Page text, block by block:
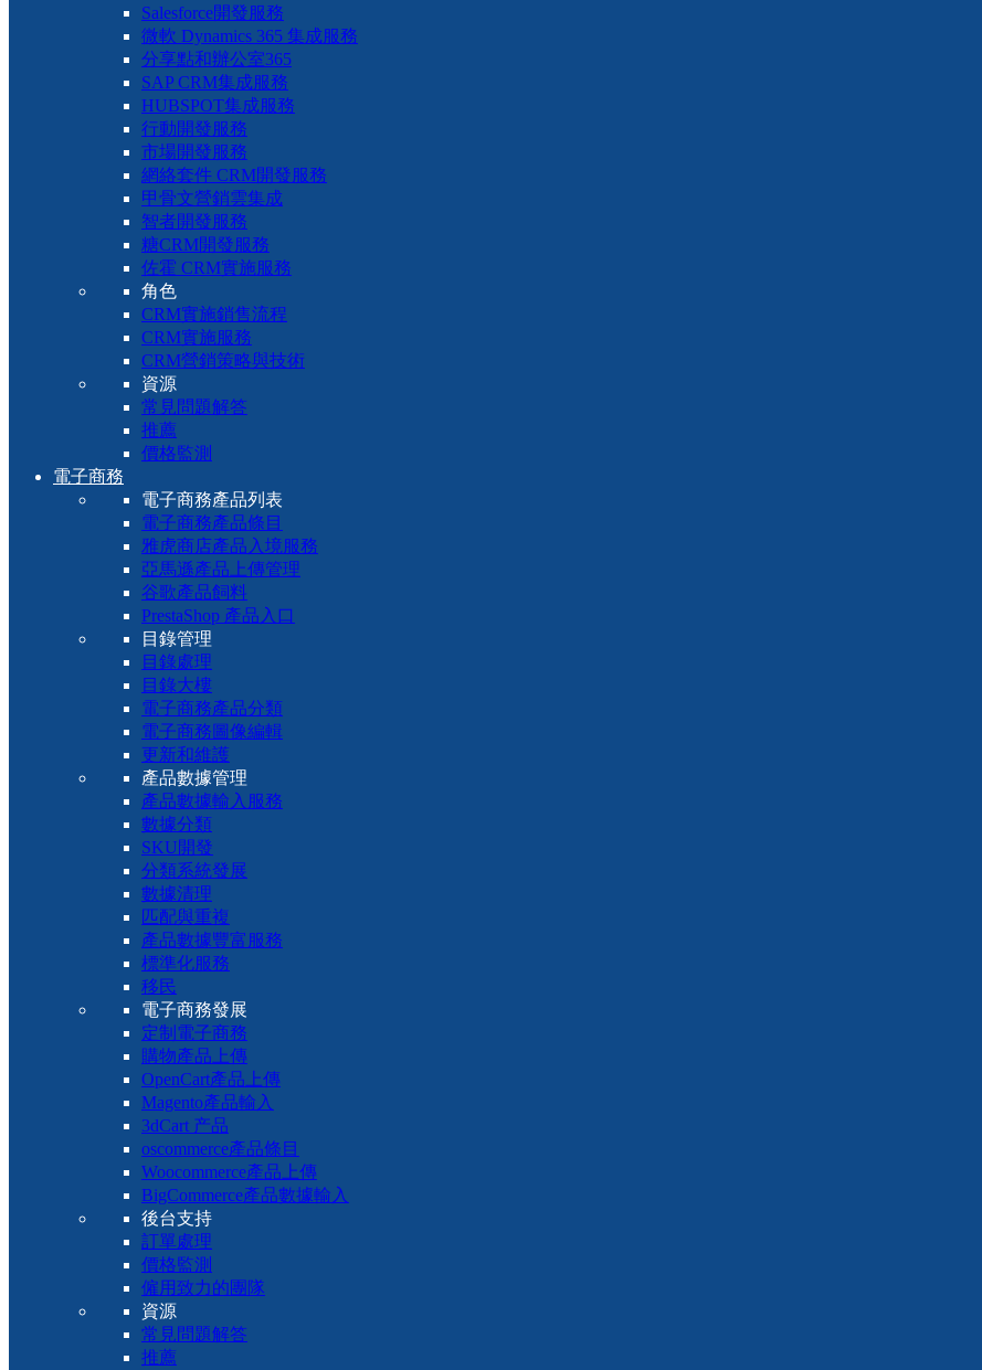
Salesforce開發服務
微軟 Dynamics 365 集成服務
分享點和辦公室365
SAP CRM集成服務
HUBSPOT集成服務
行動開發服務
市場開發服務
網絡套件 CRM開發服務
甲骨文營銷雲集成
智者開發服務
糖CRM開發服務
佐霍 CRM實施服務
角色
CRM實施銷售流程
CRM實施服務
CRM營銷策略與技術
資源
常見問題解答
推薦
價格監測
電子商務
電子商務產品列表
電子商務產品條目
雅虎商店產品入境服務
亞馬遜產品上傳管理
谷歌產品飼料
PrestaShop 產品入口
目錄管理
目錄處理
目錄大樓
電子商務產品分類
電子商務圖像編輯
更新和維護
產品數據管理
產品數據輸入服務
數據分類
SKU開發
分類系統發展
數據清理
匹配與重複
產品數據豐富服務
標準化服務
移民
電子商務發展
定制電子商務
購物產品上傳
OpenCart產品上傳
Magento產品輸入
3dCart 产品
oscommerce產品條目
Woocommerce產品上傳
BigCommerce產品數據輸入
後台支持
訂單處理
價格監測
僱用致力的團隊
資源
常見問題解答
推薦